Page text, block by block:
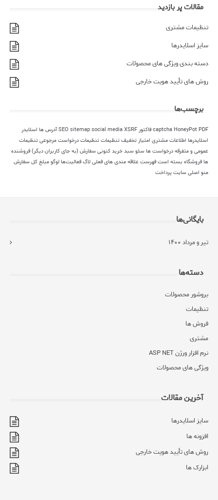
مقالات پر بازدید
تنظیمات مشتری
سایز اسلایدرها
دسته بندی ویژگی های محصولات
روش های تأیید هویت خارجی
برچسب‌ها
captcha HoneyPot PDF فاکتور SEO sitemapsocial mediaXSRF آدرس ها اسلایدر
اسلایدرها اطلاعات مشتری امتیاز تخفیفتنظیماتتنظیمات درخواست مرجوعیتنظیمات
عمومی و متفرقهدرخواست هاسئوسبد خرید کنونیسفارش (به جای کاربران دیگر)فروشنده
هافروشگاه بسته استفهرست علاقه مندی های فعلیلاگ فعالیت‌هالوگومبلغ کل سفارش
منو اصلی سایتپرداخت
بایگانی‌ها
تیر و مرداد ۱۴۰۰
دسته‌ها
بروشور محصولات
تنظیمات
فروش ها
مشتری
نرم افزار ورژن ASP NET
ویژگی های محصولات
آخرین مقالات
سایز اسلایدرها
افزونه ها
روش های تأیید هویت خارجی
ابزارک ها